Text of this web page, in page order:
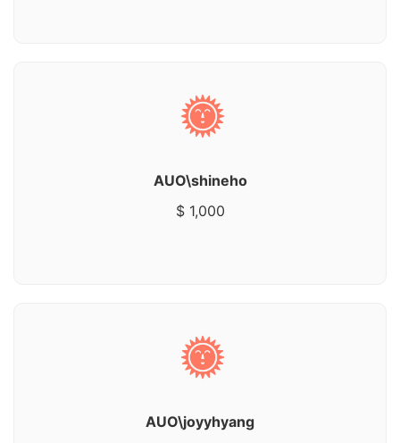
AUO\shineho
$ 1,000
AUO\joyyhyang